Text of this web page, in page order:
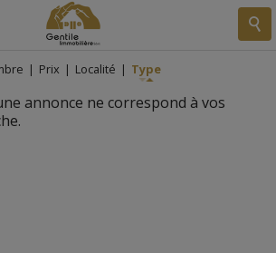
| Prix | Localité | Type
annonce ne correspond à vos